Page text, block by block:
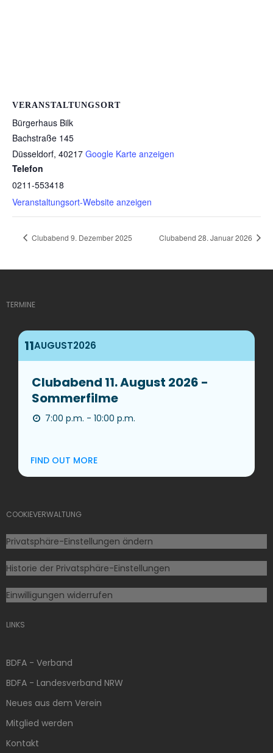
VERANSTALTUNGSORT
Bürgerhaus Bilk
Bachstraße 145
Düsseldorf, 40217 Google Karte anzeigen
Telefon
0211-553418
Veranstaltungsort-Website anzeigen
Clubabend 9. Dezember 2025 Clubabend 28. Januar 2026
TERMINE
11AUGUST2026
Clubabend 11. August 2026 -
Sommerfilme
7:00 p.m. - 10:00 p.m.
FIND OUT MORE
COOKIEVERWALTUNG
Privatsphäre-Einstellungen ändern
Historie der Privatsphäre-Einstellungen
Einwilligungen widerrufen
LINKS
BDFA - Verband
BDFA - Landesverband NRW
Neues aus dem Verein
Mitglied werden
Kontakt